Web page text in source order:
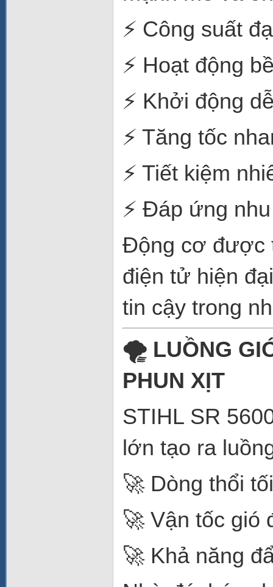
⚡ Công suất
⚡ Hoạt động
⚡ Khởi động
⚡ Tăng tốc
⚡ Tiết kiệm
⚡ Đáp ứng
Động cơ được
điện tử hiện
tin cậy trong
🌪️ LUỒNG
PHUN XỊT
STIHL SR
lớn tạo ra
🚀 Dòng thổi
🚀 Vận tốc gió
🚀 Khả năng